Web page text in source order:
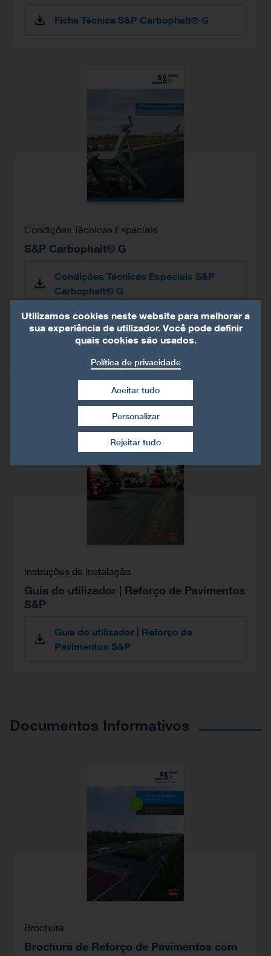
Ficha Técnica S&P Carbophalt® G
Condições Técnicas Especiais
S&P Carbophalt® G
Condições Técnicas Especiais S&P
Carbophalt® G
Instruções de instalação
instruções de instalação
Guia do utilizador | Reforço de Pavimentos
S&P
Guia do utilizador | Reforço de
Pavimentos S&P
Documentos Informativos
Brochura
Brochura de Reforço de Pavimentos com
Utilizamos cookies neste website para melhorar a
sua experiência de utilizador. Você pode definir
quais cookies são usados.
Política de privacidade
Rejeitar tudo
Aceitar tudo
Retirar consentimento
Personalizar